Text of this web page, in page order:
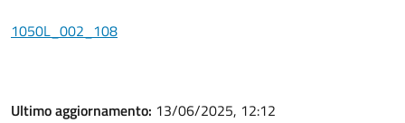
1050L_002_108
Ultimo aggiornamento: 13/06/2025, 12:12